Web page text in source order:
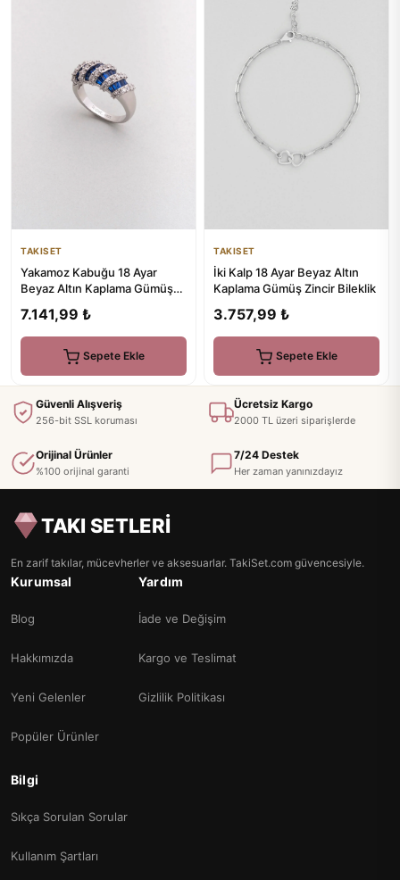
TAKISET
Yakamoz Kabuğu 18 Ayar
Beyaz Altın Kaplama Gümüş
7.141,99 ₺
Sepete Ekle
TAKISET
İki Kalp 18 Ayar Beyaz Altın
Kaplama Gümüş Zincir Bileklik
3.757,99 ₺
Sepete Ekle
Güvenli Alışveriş
256-bit SSL koruması
Ücretsiz Kargo
2000 TL üzeri siparişlerde
Orijinal Ürünler
%100 orijinal garanti
7/24 Destek
Her zaman yanınızdayız
TAKI SETLERİ
En zarif takılar, mücevherler ve aksesuarlar. TakiSet.com güvencesiyle.
Kurumsal
Blog
Hakkımızda
Yeni Gelenler
Popüler Ürünler
Yardım
İade ve Değişim
Kargo ve Teslimat
Gizlilik Politikası
Bilgi
Sıkça Sorulan Sorular
Kullanım Şartları